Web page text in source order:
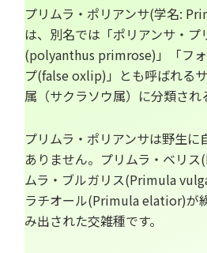
プリムラ・ポリアンサ(学名:
は、別名では「ポリアンサ・プ
(polyanthus primrose)」「フ
プ(false oxlip)」とも呼ばれる
属（サクラソウ属）に分類され
プリムラ・ポリアンサは野生に
ありません。プリムラ・ベリ
ムラ・ブルガリス(Primula
ラチオール(Primula elatior)が
み出された交雑種です。